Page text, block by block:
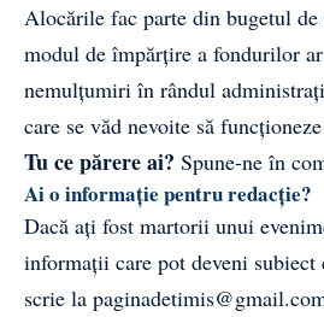
Alocările fac parte din bugetul
modul de împărțire a fondurilor
nemulțumiri în rândul
care se văd nevoite să
Tu ce părere ai? Spune-ne în
Ai o informație pentru redacție?
Dacă ați fost martorii unui
informații care pot deveni subiect
scrie la